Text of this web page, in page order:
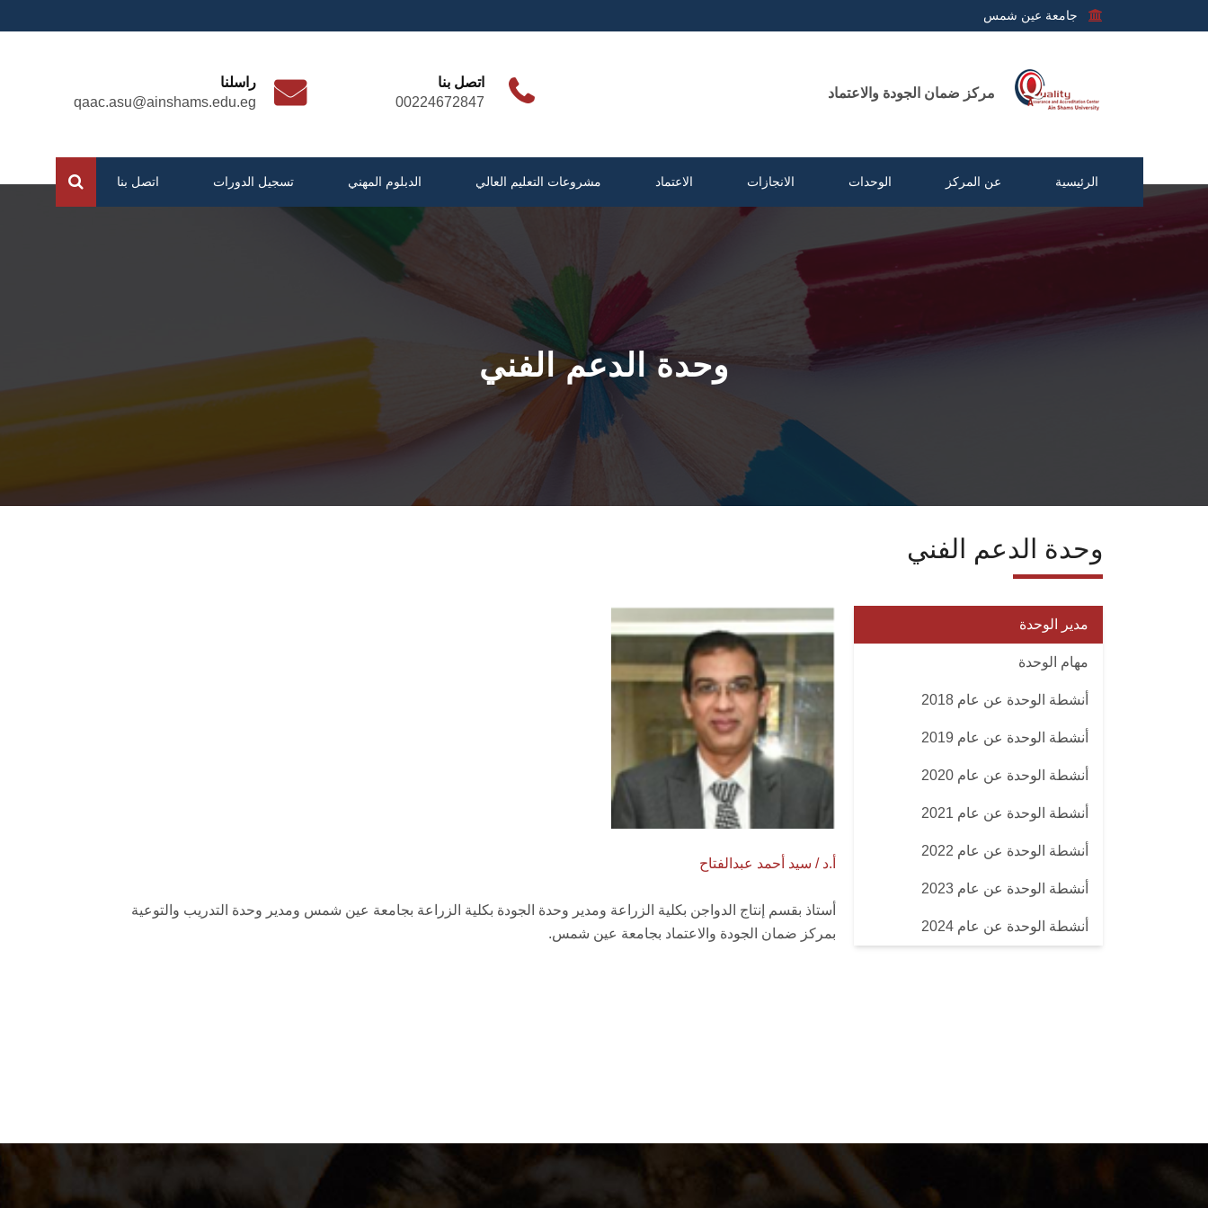
جامعة عين شمس
اتصل بنا
00224672847
راسلنا
qaac.asu@ainshams.edu.eg
الرئيسية عن المركز الوحدات الانجازات الاعتماد مشروعات التعليم العالي الدبلوم المهني تسجيل الدورات اتصل بنا
وحدة الدعم الفني
وحدة الدعم الفني
مدير الوحدة
مهام الوحدة
أنشطة الوحدة عن عام 2018
أنشطة الوحدة عن عام 2019
أنشطة الوحدة عن عام 2020
أنشطة الوحدة عن عام 2021
أنشطة الوحدة عن عام 2022
أنشطة الوحدة عن عام 2023
أنشطة الوحدة عن عام 2024
أ.د / سيد أحمد عبدالفتاح
أستاذ بقسم إنتاج الدواجن بكلية الزراعة ومدير وحدة الجودة بكلية الزراعة بجامعة عين شمس ومدير وحدة التدريب والتوعية
بمركز ضمان الجودة والاعتماد بجامعة عين شمس.